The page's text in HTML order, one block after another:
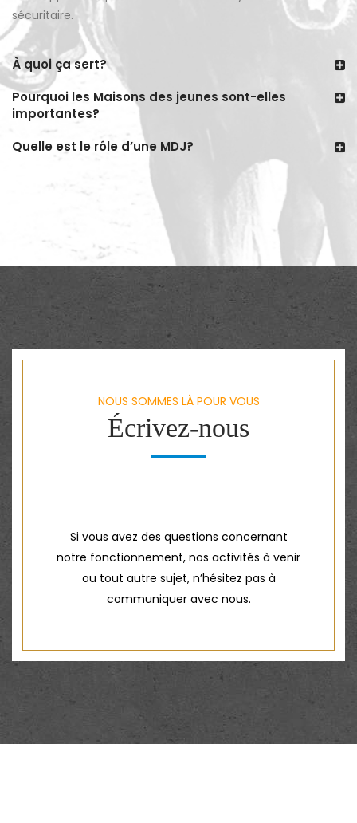
sécuritaire.
À quoi ça sert?
Pourquoi les Maisons des jeunes sont-elles
importantes?
Quelle est le rôle d’une MDJ?
NOUS SOMMES LÀ POUR VOUS
Écrivez-nous
Si vous avez des questions concernant
notre fonctionnement, nos activités à venir
ou tout autre sujet, n’hésitez pas à
communiquer avec nous.